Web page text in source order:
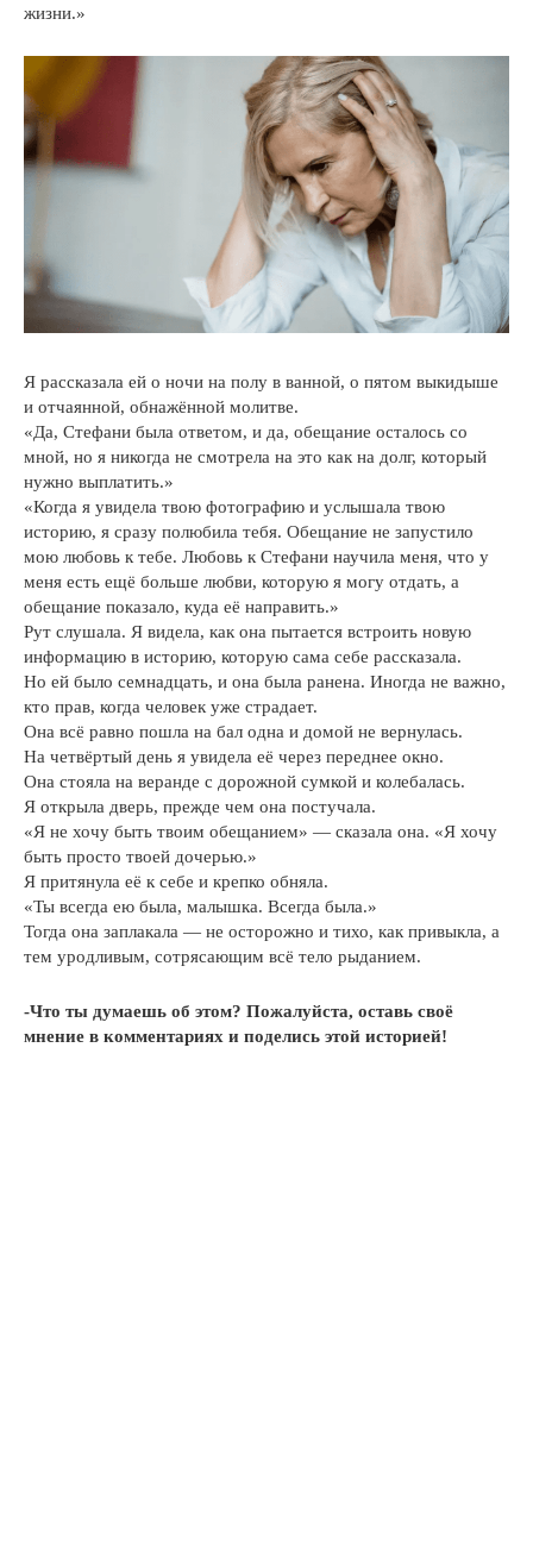
жизни.»
Я рассказала ей о ночи на полу в ванной, о пятом выкидыше
и отчаянной, обнажённой молитве.
«Да, Стефани была ответом, и да, обещание осталось со
мной, но я никогда не смотрела на это как на долг, который
нужно выплатить.»
«Когда я увидела твою фотографию и услышала твою
историю, я сразу полюбила тебя. Обещание не запустило
мою любовь к тебе. Любовь к Стефани научила меня, что у
меня есть ещё больше любви, которую я могу отдать, а
обещание показало, куда её направить.»
Рут слушала. Я видела, как она пытается встроить новую
информацию в историю, которую сама себе рассказала.
Но ей было семнадцать, и она была ранена. Иногда не важно,
кто прав, когда человек уже страдает.
Она всё равно пошла на бал одна и домой не вернулась.
На четвёртый день я увидела её через переднее окно.
Она стояла на веранде с дорожной сумкой и колебалась.
Я открыла дверь, прежде чем она постучала.
«Я не хочу быть твоим обещанием» — сказала она. «Я хочу
быть просто твоей дочерью.»
Я притянула её к себе и крепко обняла.
«Ты всегда ею была, малышка. Всегда была.»
Тогда она заплакала — не осторожно и тихо, как привыкла, а
тем уродливым, сотрясающим всё тело рыданием.
-Что ты думаешь об этом? Пожалуйста, оставь своё
мнение в комментариях и поделись этой историей!